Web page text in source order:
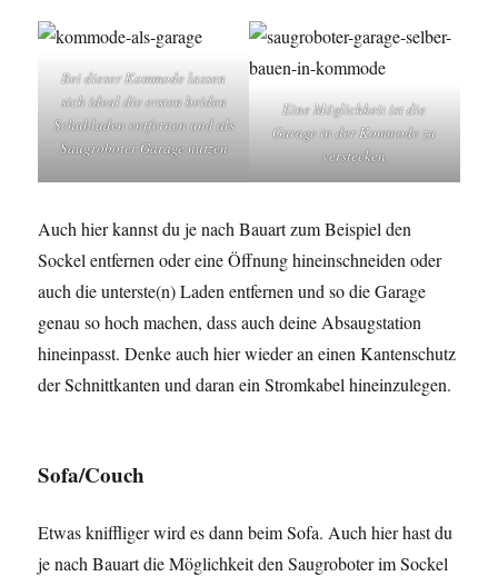
Bei dieser Kommode lassen
sich ideal die ersten beiden
Schubladen entfernen und als
Saugroboter Garage nutzen
Eine Möglichkeit ist die
Garage in der Kommode zu
verstecken
Auch hier kannst du je nach Bauart zum Beispiel den
Sockel entfernen oder eine Öffnung hineinschneiden oder
auch die unterste(n) Laden entfernen und so die Garage
genau so hoch machen, dass auch deine Absaugstation
hineinpasst. Denke auch hier wieder an einen Kantenschutz
der Schnittkanten und daran ein Stromkabel hineinzulegen.
Sofa/Couch
Etwas kniffliger wird es dann beim Sofa. Auch hier hast du
je nach Bauart die Möglichkeit den Saugroboter im Sockel